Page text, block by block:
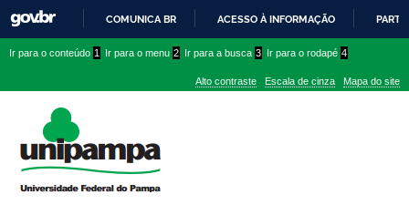
PARA
CONTEÚDO
COMUNICA BR ACESSO À INFORMAÇÃO
conteúdo
menu
superior
menu
Ir para o conteúdo 1 Ir para o menu 2 Ir para a busca 3 Ir para o rodapé 4
Alto contraste Escala de cinza Mapa do site